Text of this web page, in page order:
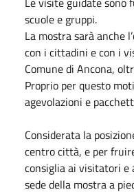
scuole e gruppi.
La mostra sarà anche
con i cittadini e con i
Comune di Ancona,
Proprio per questo
agevolazioni e
Considerata la
centro città, e per
consiglia ai visitatori
sede della mostra a